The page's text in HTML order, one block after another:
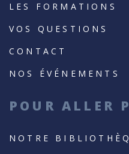
LES FORMATIONS
VOS QUESTIONS
CONTACT
NOS ÉVÉNEMENTS
POUR ALLER
NOTRE